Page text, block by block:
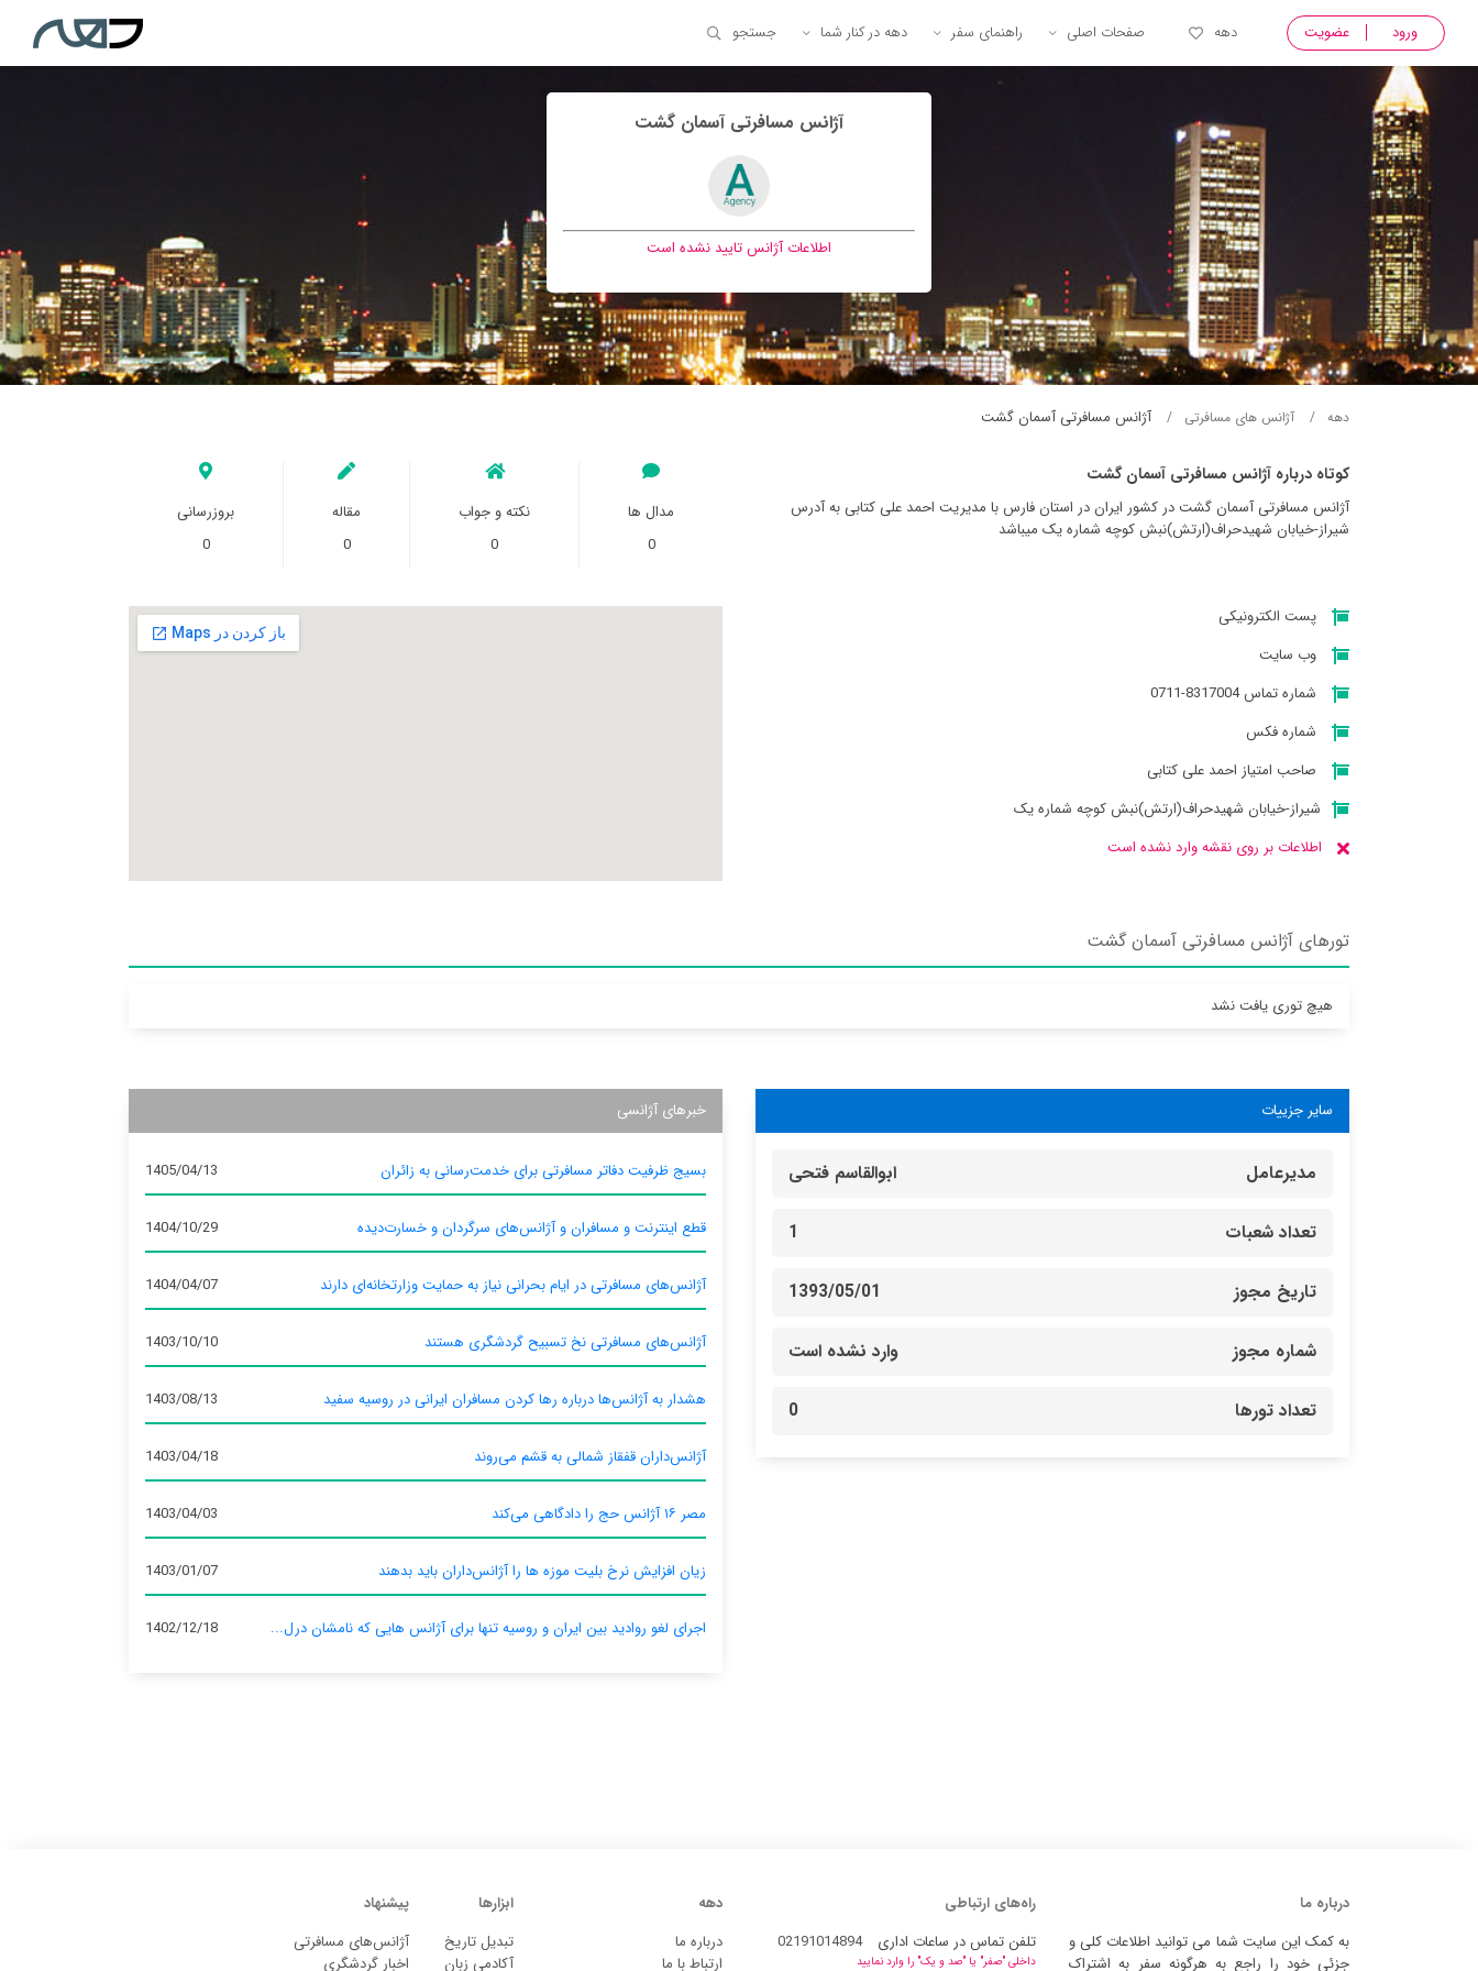
ورود عضویت دهه صفحات اصلی راهنمای سفر دهه در کنار شما جستجو
آژانس مسافرتی آسمان گشت
اطلاعات آژانس تایید نشده است
دهه آژانس های مسافرتی آژانس مسافرتی آسمان گشت
کوتاه درباره آژانس مسافرتی آسمان گشت
آژانس مسافرتی آسمان گشت در کشور ایران در استان فارس با مدیریت احمد علی کتابی به آدرس
شیراز-خیابان شهیدحراف(ارتش)نبش کوچه شماره یک میباشد
مدال ها
0
نکته و جواب
0
مقاله
0
بروزرسانی
0
پست الکترونیکی
وب سایت
شماره تماس 8317004-0711
شماره فکس
صاحب امتیاز احمد علی کتابی
شیراز-خیابان شهیدحراف(ارتش)نبش کوچه شماره یک
اطلاعات بر روی نقشه وارد نشده است
تورهای آژانس مسافرتی آسمان گشت
هیچ توری یافت نشد
سایر جزییات
مدیرعامل ابوالقاسم فتحی
تعداد شعبات 1
تاریخ مجوز 1393/05/01
شماره مجوز وارد نشده است
تعداد تورها 0
خبرهای آژانسی
بسیج ظرفیت دفاتر مسافرتی برای خدمت‌رسانی به زائران 1405/04/13
قطع اینترنت و مسافران و آژانس‌های سرگردان و خسارت‌دیده 1404/10/29
آژانس‌های مسافرتی در ایام بحرانی نیاز به حمایت وزارتخانه‌ای دارند 1404/04/07
آژانس‌های مسافرتی نخ تسبیح گردشگری هستند 1403/10/10
هشدار به آژانس‌ها درباره رها کردن مسافران ایرانی در روسیه سفید 1403/08/13
آژانس‌داران قفقاز شمالی به قشم می‌روند 1403/04/18
مصر ۱۶ آژانس حج را دادگاهی می‌کند 1403/04/03
زیان افزایش نرخ بلیت موزه ها را آژانس‌داران باید بدهند 1403/01/07
اجرای لغو روادید بین ایران و روسیه تنها برای آژانس‌ هایی که نامشان درل... 1402/12/18
درباره ما
به کمک این سایت شما می توانید اطلاعات کلی و
جزئی خود را راجع به هرگونه سفر به اشتراک
راه‌های ارتباطی
تلفن تماس در ساعات اداری
02191014894
داخلی "صفر" یا "صد و یک" را وارد نمایید
دهه
درباره ما
ارتباط با ما
ابزارها
تبدیل تاریخ
آکادمی زبان
پیشنهاد
آژانس‌های مسافرتی
اخبار گردشگری